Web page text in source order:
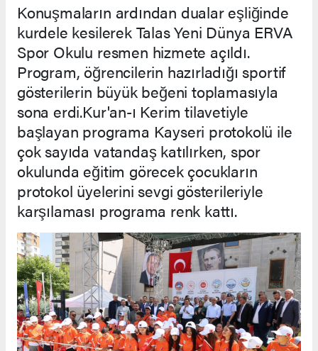
Konuşmaların ardından dualar eşliğinde
kurdele kesilerek Talas Yeni Dünya ERVA
Spor Okulu resmen hizmete açıldı.
Program, öğrencilerin hazırladığı sportif
gösterilerin büyük beğeni toplamasıyla
sona erdi.Kur'an-ı Kerim tilavetiyle
başlayan programa Kayseri protokolü ile
çok sayıda vatandaş katılırken, spor
okulunda eğitim görecek çocukların
protokol üyelerini sevgi gösterileriyle
karşılaması programa renk kattı.